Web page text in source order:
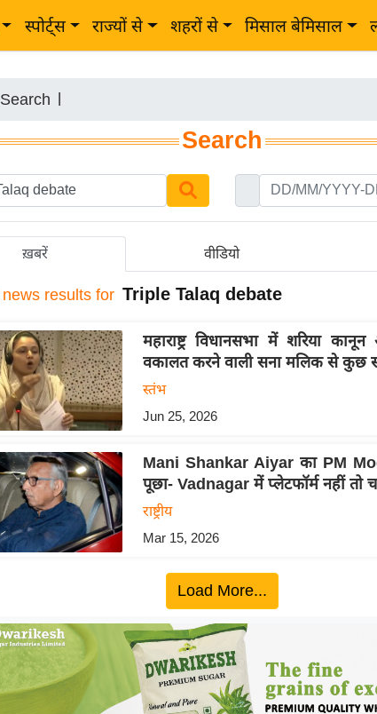
स्पोर्ट्स राज्यों से शहरों से मिसाल बेमिसाल
Search
Search
ख़बरें वीडियो
news results for Triple Talaq debate
महाराष्ट्र विधानसभा में शरिया
वकालत करने वाली सना मलिक से कुछ
स्तंभ
Jun 25, 2026
Mani Shankar Aiyar का PM
पूछा- Vadnagar में प्लेटफॉर्म नहीं तो
राष्ट्रीय
Mar 15, 2026
Load More...